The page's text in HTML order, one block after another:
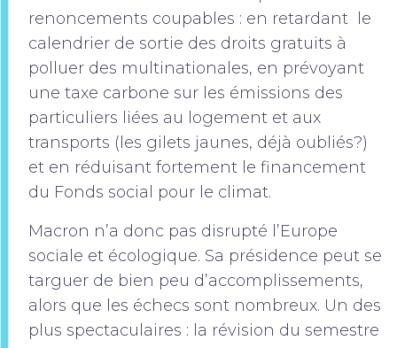
renoncements coupables : en retardant le
calendrier de sortie des droits gratuits à
polluer des multinationales, en prévoyant
une taxe carbone sur les émissions des
particuliers liées au logement et aux
transports (les gilets jaunes, déjà oubliés?)
et en réduisant fortement le financement
du Fonds social pour le climat.
Macron n’a donc pas disrupté l’Europe
sociale et écologique. Sa présidence peut se
targuer de bien peu d’accomplissements,
alors que les échecs sont nombreux. Un des
plus spectaculaires : la révision du semestre